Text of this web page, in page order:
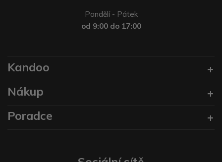
Pondělí - Pátek
od 9:00 do 17:00
Kandoo
Nákup
Poradce